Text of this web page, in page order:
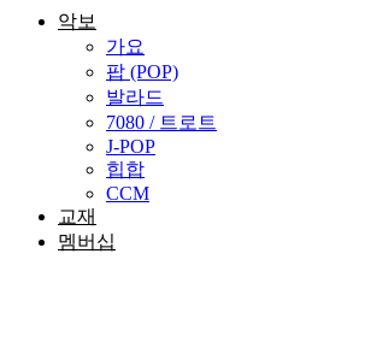
악보
가요
팝 (POP)
발라드
7080 / 트로트
J-POP
힙합
CCM
교재
멤버십